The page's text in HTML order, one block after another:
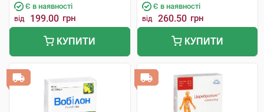
Є в наявності
від 199.00 грн
КУПИТИ
Є в наявності
від 260.50 грн
КУПИТИ